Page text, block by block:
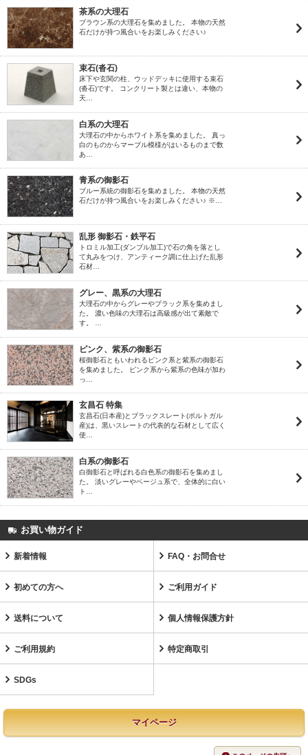
茶系の大理石
ブラウン系の大理石を集めました。 本物の天然
石だけが持つ風合いをお楽しみください♪
束石(沓石)
床下や玄関の柱、ウッドデッキに使用する束石
(沓石)です。 コンクリート製とは違い、本物の
天…
白系の大理石
大理石の中からホワイト系を集めました。 真っ
白のものからマーブル模様がはいるものまで数
あ…
青系の御影石
ブルー系統の御影石を集めました。 本物の天然
石だけが持つ風合いをお楽しみください♪ ※…
乱形 御影石・鉄平石
トロミル加工(ダンブル加工)で石の角を落とし
て丸みをつけ、アンティーク調に仕上げた乱形
石材…
グレー、黒系の大理石
大理石の中からグレーやブラック系を集めまし
た。 濃い色味の大理石は高級感が出て素敵で
す。 …
ピンク、紫系の御影石
桜御影石ともいわれるピンク系と紫系の御影石
を集めました。 ピンク系から紫系の色味が加わ
っ…
玄昌石 特集
玄昌石(日本産)とブラックスレート(ポルトガル
産)は、黒いスレートの代表的な石材として広く
使…
白系の御影石
白御影石と呼ばれる白色系の御影石を集めまし
た。 淡いグレーやベージュ系で、全体的に白い
ト…
お買い物ガイド
新着情報 FAQ・お問合せ
初めての方へ ご利用ガイド
送料について 個人情報保護方針
ご利用規約 特定商取引
SDGs
マイページ